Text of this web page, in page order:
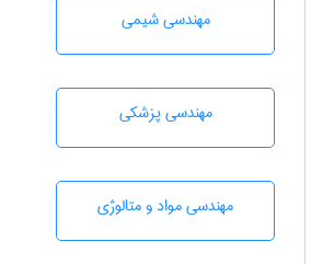
مهندسي شيمی
مهندسی پزشکی
مهندسی مواد و متالوژی